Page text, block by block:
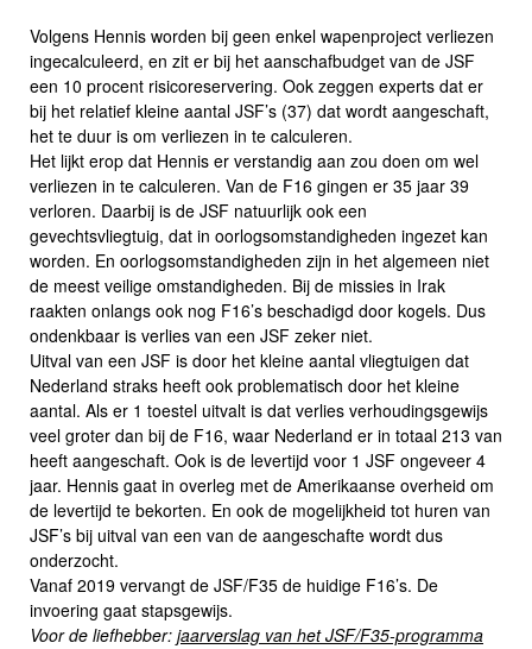
Volgens Hennis worden bij geen enkel wapenproject verliezen
ingecalculeerd, en zit er bij het aanschafbudget van de JSF
een 10 procent risicoreservering. Ook zeggen experts dat er
bij het relatief kleine aantal JSF’s (37) dat wordt aangeschaft,
het te duur is om verliezen in te calculeren.
Het lijkt erop dat Hennis er verstandig aan zou doen om wel
verliezen in te calculeren. Van de F16 gingen er 35 jaar 39
verloren. Daarbij is de JSF natuurlijk ook een
gevechtsvliegtuig, dat in oorlogsomstandigheden ingezet kan
worden. En oorlogsomstandigheden zijn in het algemeen niet
de meest veilige omstandigheden. Bij de missies in Irak
raakten onlangs ook nog F16’s beschadigd door kogels. Dus
ondenkbaar is verlies van een JSF zeker niet.
Uitval van een JSF is door het kleine aantal vliegtuigen dat
Nederland straks heeft ook problematisch door het kleine
aantal. Als er 1 toestel uitvalt is dat verlies verhoudingsgewijs
veel groter dan bij de F16, waar Nederland er in totaal 213 van
heeft aangeschaft. Ook is de levertijd voor 1 JSF ongeveer 4
jaar. Hennis gaat in overleg met de Amerikaanse overheid om
de levertijd te bekorten. En ook de mogelijkheid tot huren van
JSF’s bij uitval van een van de aangeschafte wordt dus
onderzocht.
Vanaf 2019 vervangt de JSF/F35 de huidige F16’s. De
invoering gaat stapsgewijs.
Voor de liefhebber: jaarverslag van het JSF/F35-programma